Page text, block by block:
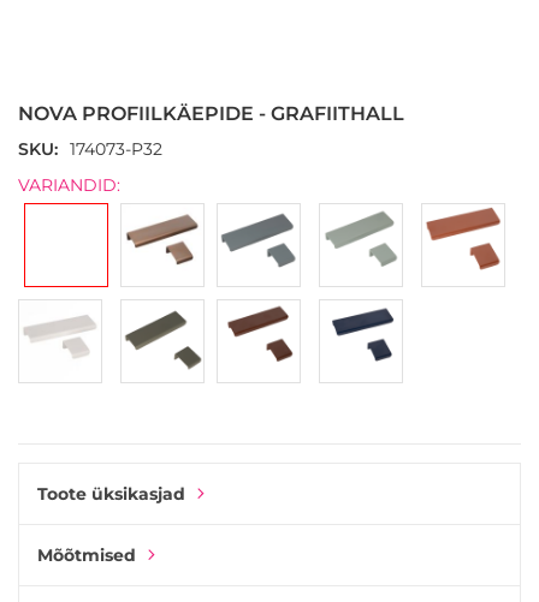
beginning
of
images
NOVA PROFIILKÄEPIDE - GRAFIITHALL
SKU
174073-P32
VARIANDID:
Toote üksikasjad
Mõõtmised